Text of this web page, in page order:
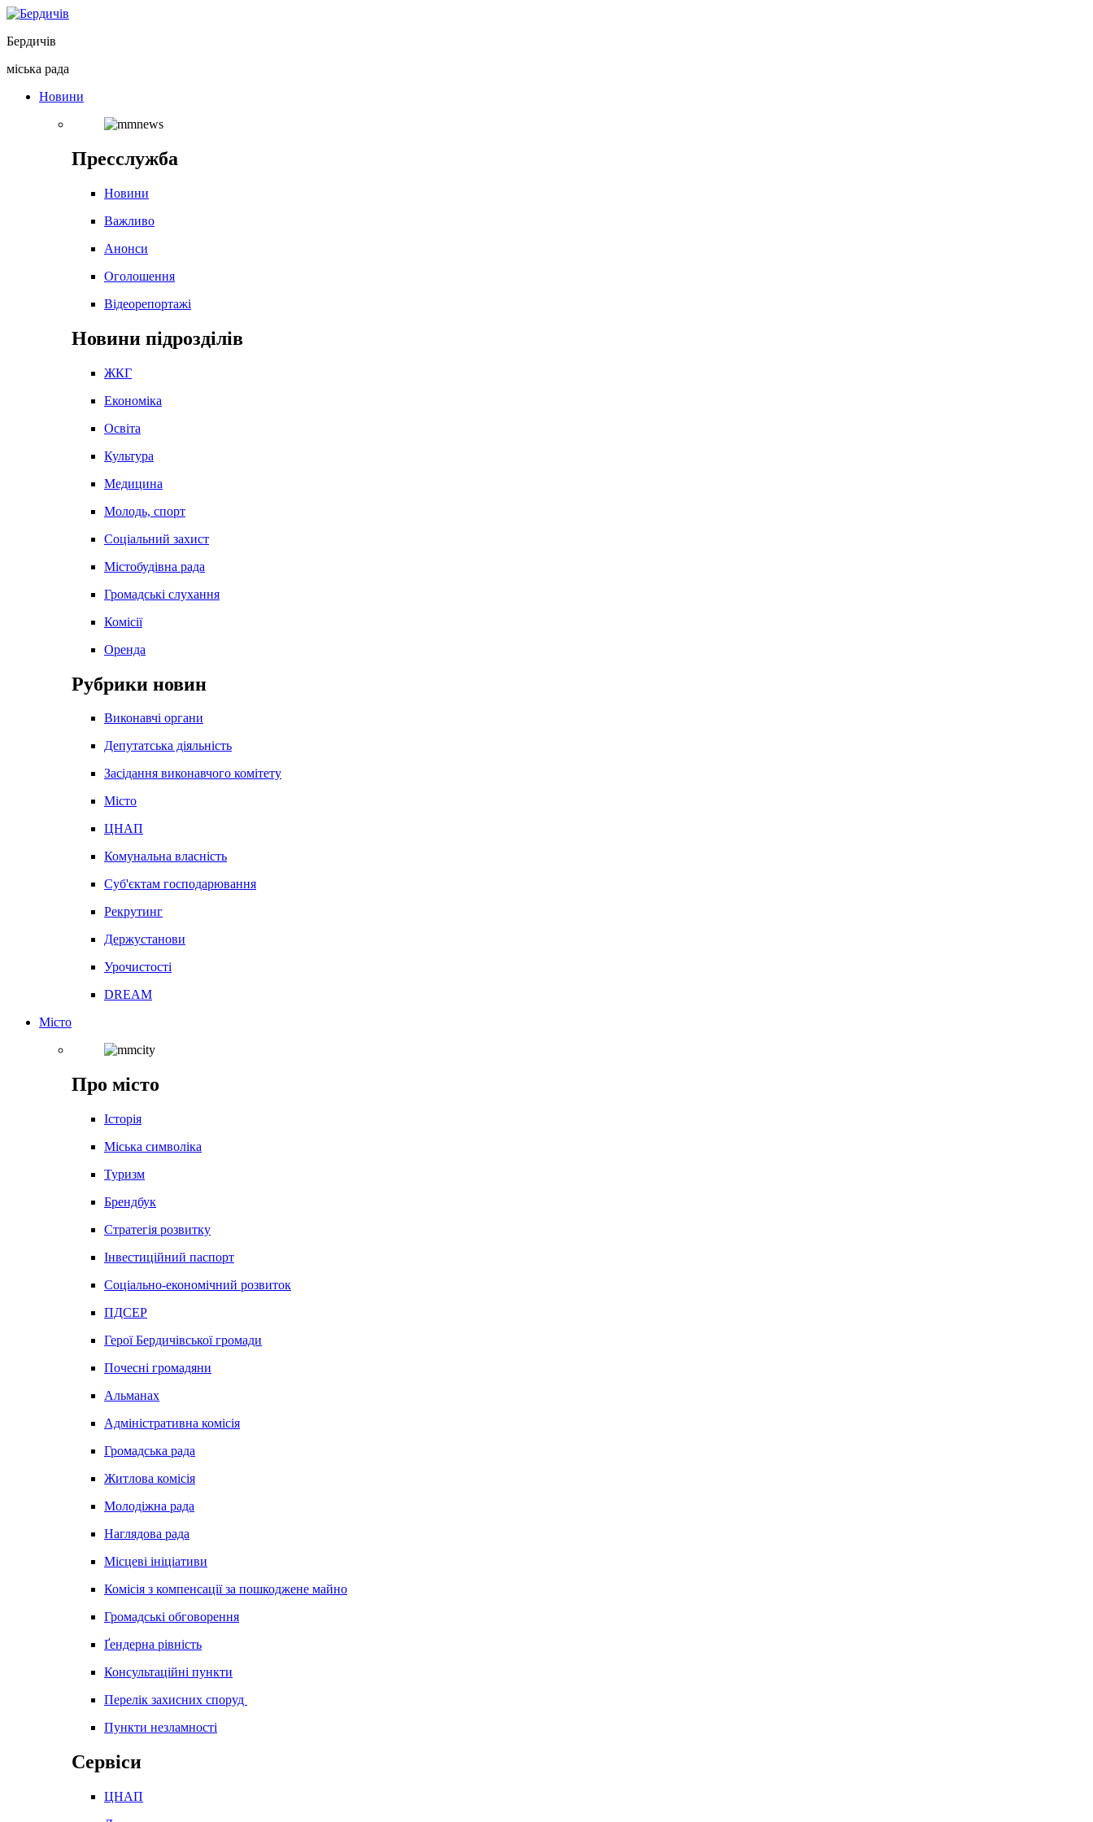
Перейти
вмісту
Бердичів
міська рада
Новини
Пресслужба
Новини
Важливо
Анонси
Оголошення
Відеорепортажі
Новини підрозділів
ЖКГ
Економіка
Освіта
Культура
Медицина
Молодь, спорт
Соціальний захист
Містобудівна рада
Громадські слухання
Комісії
Оренда
Рубрики новин
Виконавчі органи
Депутатська діяльність
Засідання виконавчого комітету
Місто
ЦНАП
Комунальна власність
Суб'єктам господарювання
Рекрутинг
Держустанови
Урочистості
DREAM
Місто
Про місто
Історія
Міська символіка
Туризм
Брендбук
Стратегія розвитку
Інвестиційний паспорт
Соціально-економічний розвиток
ПДСЕР
Герої Бердичівської громади
Почесні громадяни
Альманах
Адміністративна комісія
Громадська рада
Житлова комісія
Молодіжна рада
Наглядова рада
Місцеві ініціативи
Комісія з компенсації за пошкоджене майно
Громадські обговорення
Ґендерна рівність
Консультаційні пункти
Перелік захисних споруд
Пункти незламності
Сервіси
ЦНАП